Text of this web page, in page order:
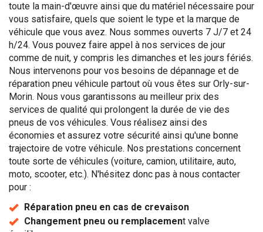
toute la main-d'œuvre ainsi que du matériel nécessaire pour
vous satisfaire, quels que soient le type et la marque de
véhicule que vous avez. Nous sommes ouverts 7 J/7 et 24
h/24. Vous pouvez faire appel à nos services de jour
comme de nuit, y compris les dimanches et les jours fériés.
Nous intervenons pour vos besoins de dépannage et de
réparation pneu véhicule partout où vous êtes sur Orly-sur-
Morin. Nous vous garantissons au meilleur prix des
services de qualité qui prolongent la durée de vie des
pneus de vos véhicules. Vous réalisez ainsi des
économies et assurez votre sécurité ainsi qu'une bonne
trajectoire de votre véhicule. Nos prestations concernent
toute sorte de véhicules (voiture, camion, utilitaire, auto,
moto, scooter, etc.). N'hésitez donc pas à nous contacter
pour :
Réparation pneu en cas de crevaison
Changement pneu ou remplacement valve